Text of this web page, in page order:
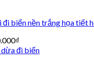
đi biển nền trắng họa tiết
₫